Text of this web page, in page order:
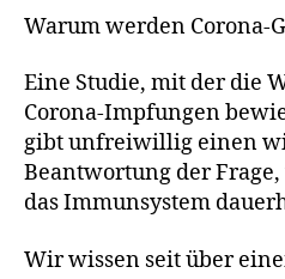
Warum werden Corona-
Eine Studie, mit der die
Corona-Impfungen
gibt unfreiwillig einen
Beantwortung der
das Immunsystem
Wir wissen seit über